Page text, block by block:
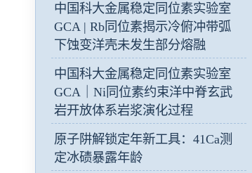
中国科大金属稳定同位素实验室
GCA | Rb同位素揭示冷俯冲带弧
下蚀变洋壳未发生部分熔融
中国科大金属稳定同位素实验室
GCA｜Ni同位素约束洋中脊玄武
岩开放体系岩浆演化过程
原子阱解锁定年新工具：41Ca测
定冰碛暴露年龄